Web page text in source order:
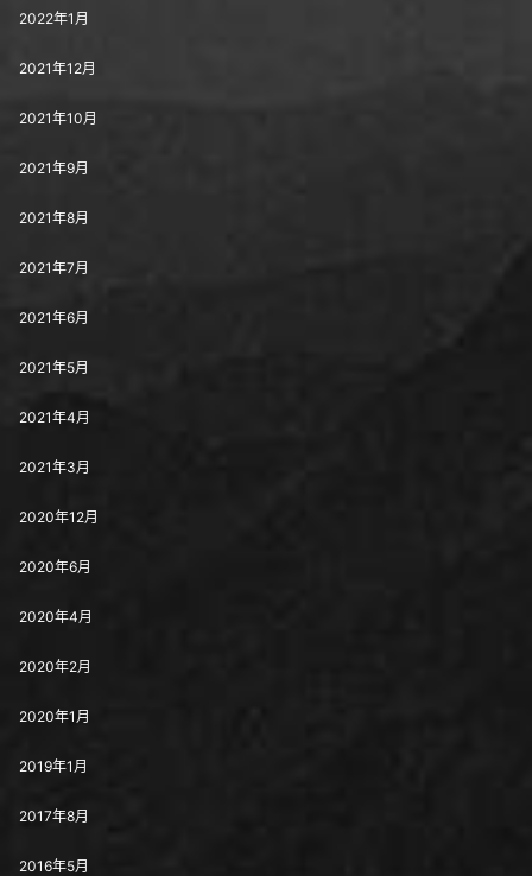
2022年1月
2021年12月
2021年10月
2021年9月
2021年8月
2021年7月
2021年6月
2021年5月
2021年4月
2021年3月
2020年12月
2020年6月
2020年4月
2020年2月
2020年1月
2019年1月
2017年8月
2016年5月